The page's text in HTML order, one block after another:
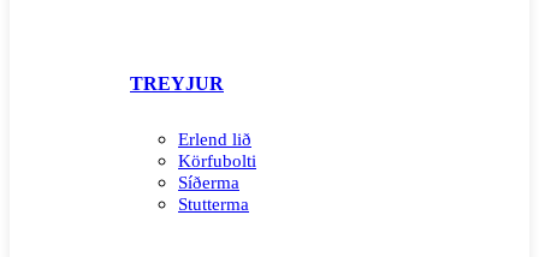
TREYJUR
Erlend lið
Körfubolti
Síðerma
Stutterma